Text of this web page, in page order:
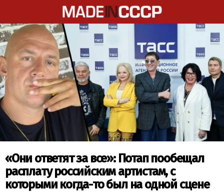
«Они ответят за все»: Потап пообещал
расплату российским артистам, с
которыми когда-то был на одной сцене